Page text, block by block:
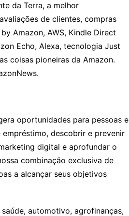
da Terra, a melhor
de clientes, compras
Amazon, AWS, Kindle Direct
Echo, Alexa, tecnologia Just
coisas pioneiras da Amazon.
oportunidades para pessoas e
descobrir e prevenir
digital e aprofundar o
combinação exclusiva de
a alcançar seus objetivos
automotivo, agrofinanças,